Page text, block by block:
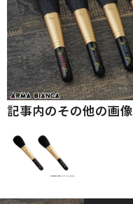
記事内のその他の画像